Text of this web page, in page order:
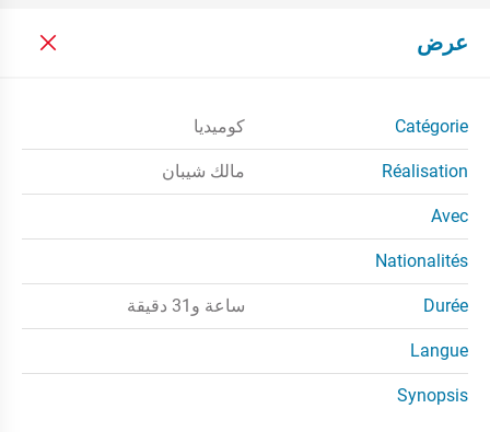
عرض
Catégorie كوميديا
Réalisation مالك شيبان
Avec
Nationalités
Durée ساعة و31 دقيقة
Langue
Synopsis